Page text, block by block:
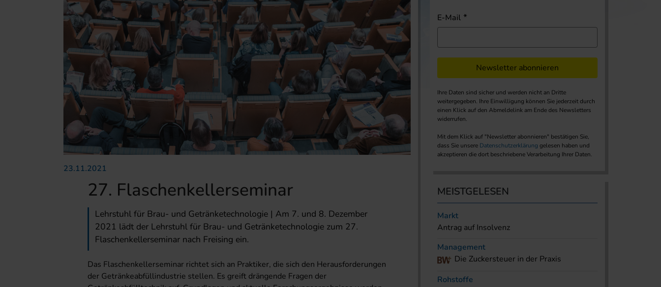
23.11.2021
27. Flaschenkellerseminar
Lehrstuhl für Brau- und Getränketechnologie | Am 7. und 8. Dezember
2021 lädt der Lehrstuhl für Brau- und Getränketechnologie zum 27.
Flaschenkellerseminar nach Freising ein.
Das Flaschenkellerseminar richtet sich an Praktiker, die sich den Herausforderungen
der Getränkeabfüllindustrie stellen. Es greift drängende Fragen der
E-Mail
Newsletter abonnieren
Ihre Daten sind sicher und werden nicht an Dritte
weitergegeben. Ihre Einwilligung können Sie jederzeit durch
einen Klick auf den Abmeldelink am Ende des Newsletters
widerrufen.
Mit dem Klick auf "Newsletter abonnieren" bestätigen Sie,
dass Sie unsere Datenschutzerklärung gelesen haben und
akzeptieren die dort beschriebene Verarbeitung Ihrer Daten.
MEISTGELESEN
Markt
Antrag auf Insolvenz
Management
Die Zuckersteuer in der Praxis
Rohstoffe